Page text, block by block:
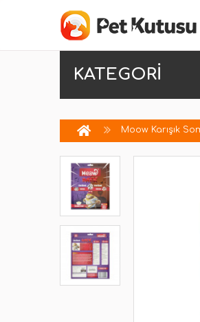
KATEGORİ
Moow Karışık